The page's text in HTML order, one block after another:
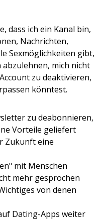
dass ich ein Kanal bin,
Nachrichten,
Sexmöglichkeiten gibt,
mich nicht
zu deaktivieren,
könntest.
zu deabonnieren,
Vorteile geliefert
Zukunft eine
mit Menschen
mehr gesprochen
von denen
Dating-Apps weiter